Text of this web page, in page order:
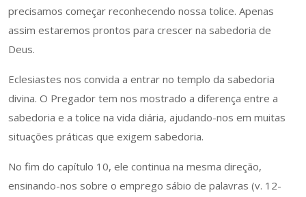
precisamos começar reconhecendo nossa tolice. Apenas
assim estaremos prontos para crescer na sabedoria de
Deus.
Eclesiastes nos convida a entrar no templo da sabedoria
divina. O Pregador tem nos mostrado a diferença entre a
sabedoria e a tolice na vida diária, ajudando-nos em muitas
situações práticas que exigem sabedoria.
No fim do capítulo 10, ele continua na mesma direção,
ensinando-nos sobre o emprego sábio de palavras (v. 12-